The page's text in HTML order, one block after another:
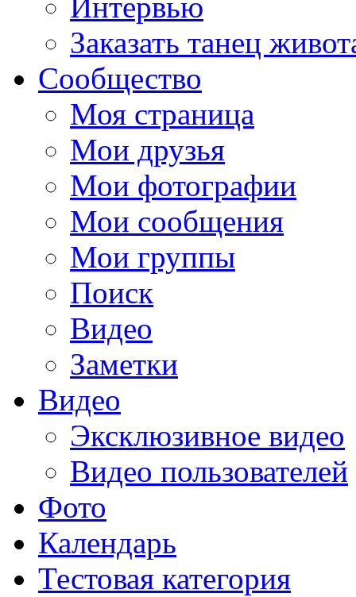
Интервью
Заказать танец
Сообщество
Моя страница
Мои друзья
Мои фотографии
Мои сообщения
Мои группы
Поиск
Видео
Заметки
Видео
Эксклюзивное видео
Видео пользователей
Фото
Календарь
Тестовая категория